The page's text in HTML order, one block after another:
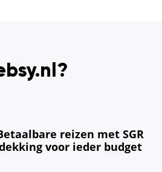
reizen met SGR
voor ieder budget